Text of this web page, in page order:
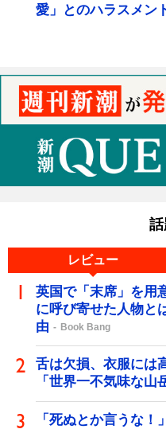
愛」とのハラスメン
レビュー
英国で「末席」を用
に呼び寄せた人物
由
Book Bang
舌は欠損、衣服には
「世界一不気味な山
「死ぬとか言うな